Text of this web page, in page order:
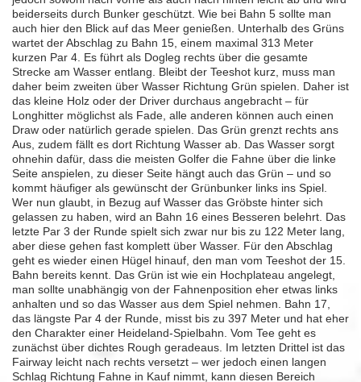
beiderseits durch Bunker geschützt. Wie bei Bahn 5 sollte man
auch hier den Blick auf das Meer genießen. Unterhalb des Grüns
wartet der Abschlag zu Bahn 15, einem maximal 313 Meter
kurzen Par 4. Es führt als Dogleg rechts über die gesamte
Strecke am Wasser entlang. Bleibt der Teeshot kurz, muss man
daher beim zweiten über Wasser Richtung Grün spielen. Daher ist
das kleine Holz oder der Driver durchaus angebracht – für
Longhitter möglichst als Fade, alle anderen können auch einen
Draw oder natürlich gerade spielen. Das Grün grenzt rechts ans
Aus, zudem fällt es dort Richtung Wasser ab. Das Wasser sorgt
ohnehin dafür, dass die meisten Golfer die Fahne über die linke
Seite anspielen, zu dieser Seite hängt auch das Grün – und so
kommt häufiger als gewünscht der Grünbunker links ins Spiel.
Wer nun glaubt, in Bezug auf Wasser das Gröbste hinter sich
gelassen zu haben, wird an Bahn 16 eines Besseren belehrt. Das
letzte Par 3 der Runde spielt sich zwar nur bis zu 122 Meter lang,
aber diese gehen fast komplett über Wasser. Für den Abschlag
geht es wieder einen Hügel hinauf, den man vom Teeshot der 15.
Bahn bereits kennt. Das Grün ist wie ein Hochplateau angelegt,
man sollte unabhängig von der Fahnenposition eher etwas links
anhalten und so das Wasser aus dem Spiel nehmen. Bahn 17,
das längste Par 4 der Runde, misst bis zu 397 Meter und hat eher
den Charakter einer Heideland-Spielbahn. Vom Tee geht es
zunächst über dichtes Rough geradeaus. Im letzten Drittel ist das
Fairway leicht nach rechts versetzt – wer jedoch einen langen
Schlag Richtung Fahne in Kauf nimmt, kann diesen Bereich